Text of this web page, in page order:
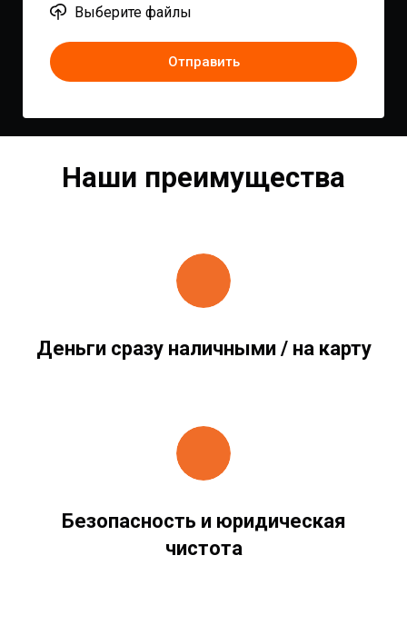
Выберите файлы
Отправить
Наши преимущества
Деньги сразу наличными / на карту
Безопасность и юридическая
чистота